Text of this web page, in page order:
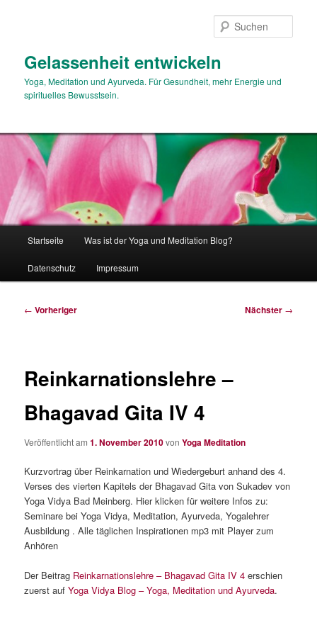
Gelassenheit entwickeln
Yoga, Meditation und Ayurveda. Für Gesundheit, mehr Energie und
spirituelles Bewusstsein.
Startseite Was ist der Yoga und Meditation Blog?
Datenschutz Impressum
Beitragsnavigation
← Vorheriger Nächster →
Reinkarnationslehre –
Bhagavad Gita IV 4
Veröffentlicht am1. November 2010vonYoga Meditation
Kurzvortrag über Reinkarnation und Wiedergeburt anhand des 4.
Verses des vierten Kapitels der Bhagavad Gita von Sukadev von
Yoga Vidya Bad Meinberg. Hier klicken für weitere Infos zu:
Seminare bei Yoga Vidya, Meditation, Ayurveda, Yogalehrer
Ausbildung . Alle täglichen Inspirationen mp3 mit Player zum
Anhören
Der Beitrag Reinkarnationslehre – Bhagavad Gita IV 4 erschien
zuerst aufYoga Vidya Blog – Yoga, Meditation und Ayurveda.